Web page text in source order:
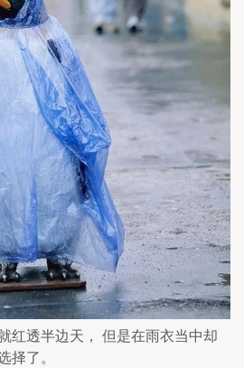
红透半边天， 但是在雨衣当中却
择了。